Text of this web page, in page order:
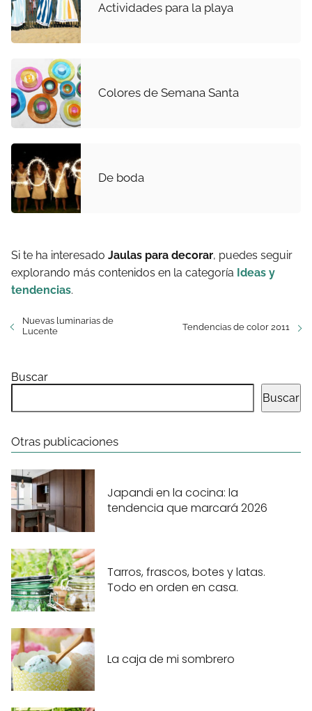
Actividades para la playa
Colores de Semana Santa
De boda
Si te ha interesado Jaulas para decorar, puedes seguir
explorando más contenidos en la categoría Ideas y
tendencias.
Nuevas luminarias de
Lucente
Tendencias de color 2011
Buscar
Buscar
Otras publicaciones
Japandi en la cocina: la
tendencia que marcará 2026
Tarros, frascos, botes y latas.
Todo en orden en casa.
La caja de mi sombrero